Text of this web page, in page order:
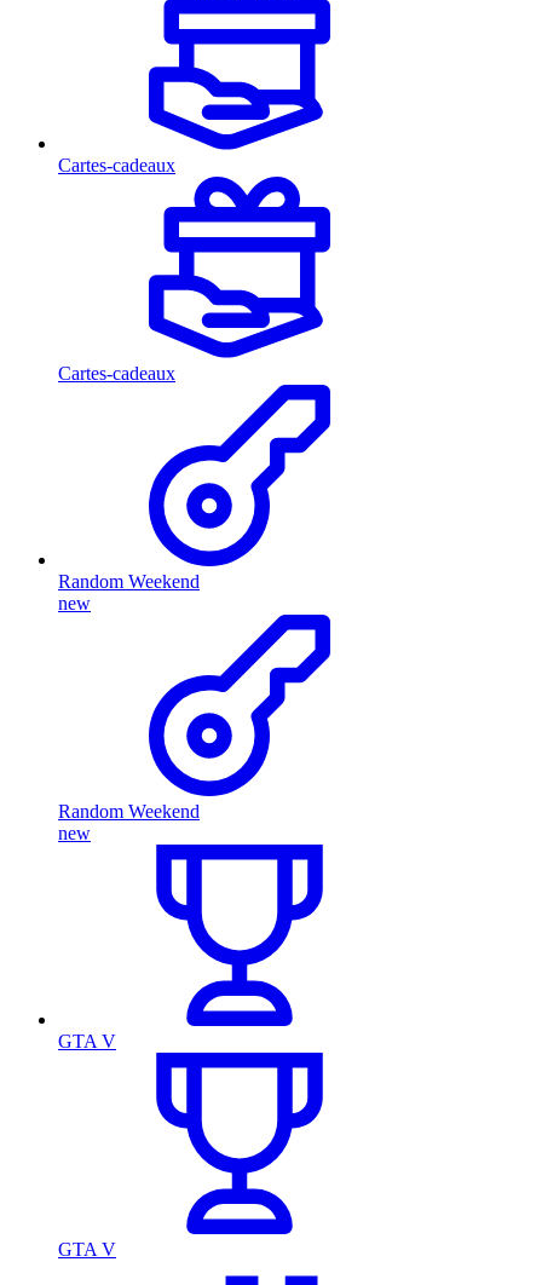
Cartes-cadeaux
Cartes-cadeaux
Random Weekend
new
Random Weekend
new
GTA V
GTA V